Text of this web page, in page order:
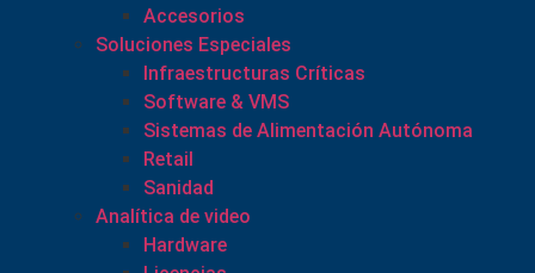
Accesorios
Soluciones Especiales
Infraestructuras Críticas
Software & VMS
Sistemas de Alimentación Autónoma
Retail
Sanidad
Analítica de video
Hardware